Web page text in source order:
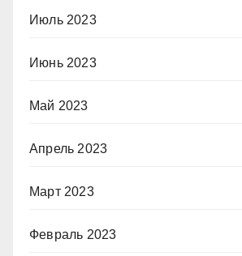
Июль 2023
Июнь 2023
Май 2023
Апрель 2023
Март 2023
Февраль 2023